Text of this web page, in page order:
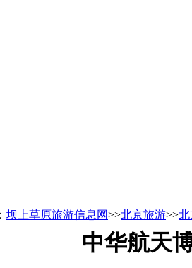
坝上草原旅游信息网>>北京旅游>>北
中华航天